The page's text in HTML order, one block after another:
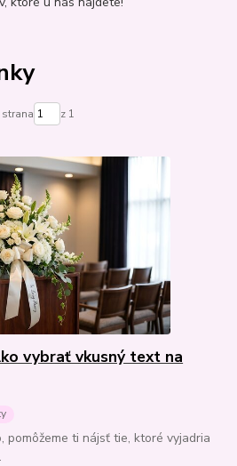
strana z 1
vybrať vkusný text na
pomôžeme ti nájsť tie, ktoré vyjadria